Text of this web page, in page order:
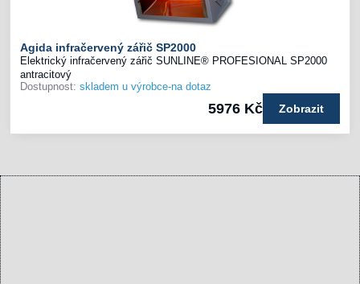
Agida infračervený zářič SP2000
Elektrický infračervený zářič SUNLINE® PROFESIONAL SP2000
antracitový
Dostupnost: skladem u výrobce-na dotaz
5976 Kč Zobrazit